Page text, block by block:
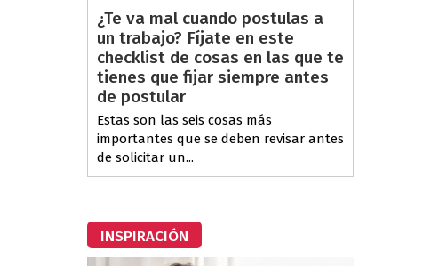
¿Te va mal cuando postulas a
un trabajo? Fíjate en este
checklist de cosas en las que te
tienes que fijar siempre antes
de postular
Estas son las seis cosas más
importantes que se deben revisar antes
de solicitar un...
INSPIRACIÓN